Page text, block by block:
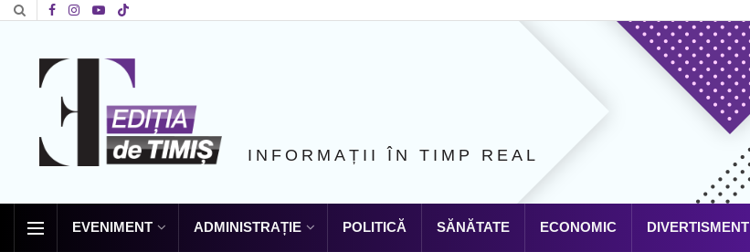
INFORMAȚII ÎN TIMP REAL
EVENIMENT ADMINISTRAȚIE POLITICĂ SĂNĂTATE ECONOMIC DIVERTISMENT